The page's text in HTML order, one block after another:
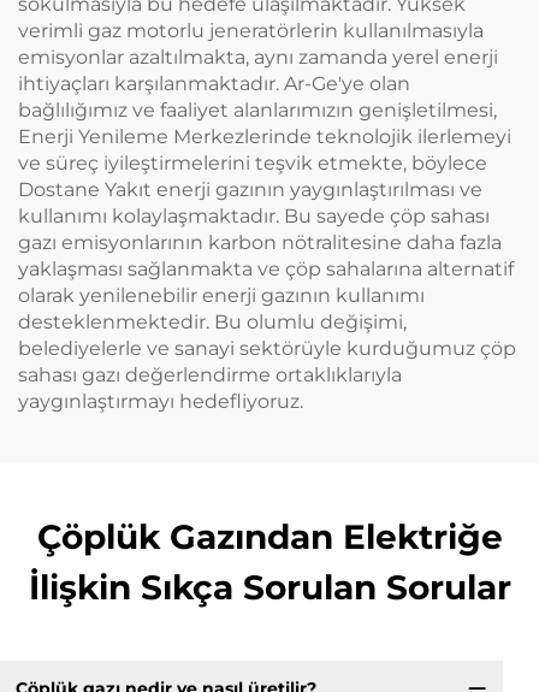
verimli gaz motorlu jeneratörlerin kullanılmasıyla
emisyonlar azaltılmakta, aynı zamanda yerel enerji
ihtiyaçları karşılanmaktadır. Ar-Ge'ye olan
bağlılığımız ve faaliyet alanlarımızın genişletilmesi,
Enerji Yenileme Merkezlerinde teknolojik ilerlemeyi
ve süreç iyileştirmelerini teşvik etmekte, böylece
Dostane Yakıt enerji gazının yaygınlaştırılması ve
kullanımı kolaylaşmaktadır. Bu sayede çöp sahası
gazı emisyonlarının karbon nötralitesine daha fazla
yaklaşması sağlanmakta ve çöp sahalarına alternatif
olarak yenilenebilir enerji gazının kullanımı
desteklenmektedir. Bu olumlu değişimi,
belediyelerle ve sanayi sektörüyle kurduğumuz çöp
sahası gazı değerlendirme ortaklıklarıyla
yaygınlaştırmayı hedefliyoruz.
Çöplük Gazından Elektriğe
İlişkin Sıkça Sorulan Sorular